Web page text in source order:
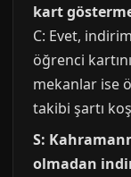
kart
C: Evet,
öğrenci
mekanlar ise
takibi şartı
S:
olmadan